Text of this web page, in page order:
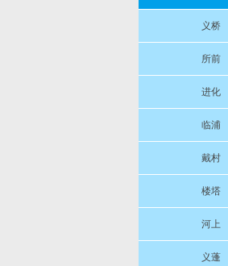
义桥
所前
进化
临浦
戴村
楼塔
河上
义蓬